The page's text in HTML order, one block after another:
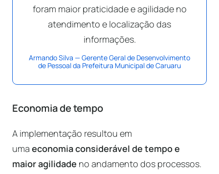
foram maior praticidade e agilidade no
atendimento e localização das
informações.
Armando Silva — Gerente Geral de Desenvolvimento
de Pessoal da Prefeitura Municipal de Caruaru
Economia de tempo
A implementação resultou em
uma economia considerável de tempo e
maior agilidade no andamento dos processos.